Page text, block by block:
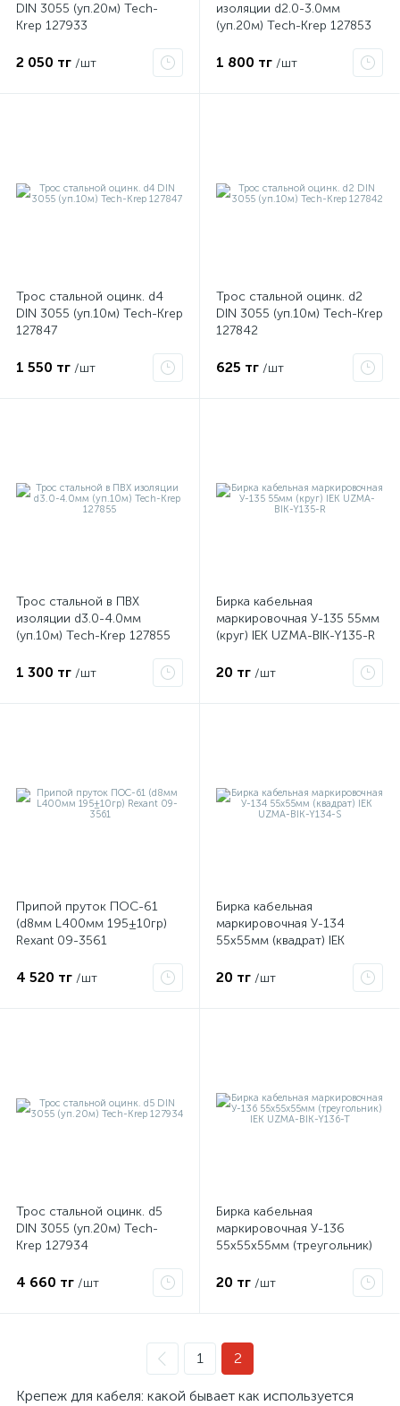
DIN 3055 (уп.20м) Tech-
Krep 127933
2 050 тг /шт
изоляции d2.0-3.0мм
(уп.20м) Tech-Krep 127853
1 800 тг /шт
Трос стальной оцинк. d4
DIN 3055 (уп.10м) Tech-Krep
127847
1 550 тг /шт
Трос стальной оцинк. d2
DIN 3055 (уп.10м) Tech-Krep
127842
625 тг /шт
Трос стальной в ПВХ
изоляции d3.0-4.0мм
(уп.10м) Tech-Krep 127855
1 300 тг /шт
Бирка кабельная
маркировочная У-135 55мм
(круг) IEK UZMA-BIK-Y135-R
20 тг /шт
Припой пруток ПОС-61
(d8мм L400мм 195±10гр)
Rexant 09-3561
4 520 тг /шт
Бирка кабельная
маркировочная У-134
55х55мм (квадрат) IEK
20 тг /шт
Трос стальной оцинк. d5
DIN 3055 (уп.20м) Tech-
Krep 127934
4 660 тг /шт
Бирка кабельная
маркировочная У-136
55х55х55мм (треугольник)
20 тг /шт
1 2
Крепеж для кабеля: какой бывает как используется